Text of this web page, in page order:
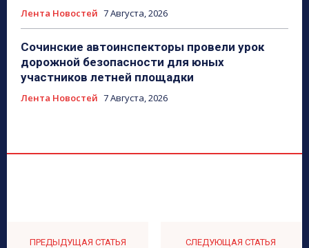
Лента Новостей 7 Августа, 2026
Сочинские автоинспекторы провели урок
дорожной безопасности для юных
участников летней площадки
Лента Новостей 7 Августа, 2026
ПРЕДЫДУЩАЯ СТАТЬЯ СЛЕДУЮЩАЯ СТАТЬЯ